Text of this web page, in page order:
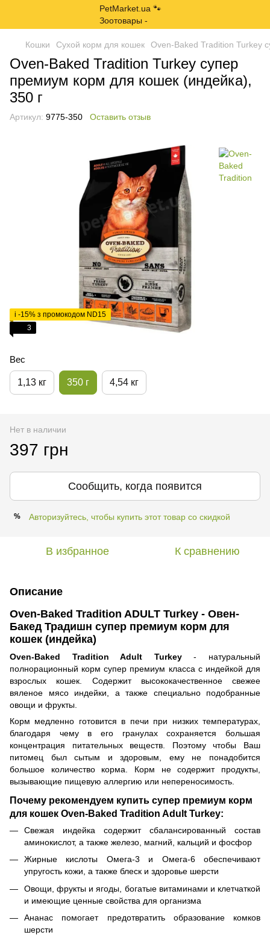
Кошки Сухой корм для кошек Oven-Baked Tradition Turkey
Oven-Baked Tradition Turkey супер
премиум корм для кошек (индейка),
350 г
Артикул: 9775-350 Оставить отзыв
і -15% з промокодом ND15
3
Вес
1,13 кг 350 г 4,54 кг
Нет в наличии
397 грн
Сообщить, когда появится
% Авторизуйтесь, чтобы купить этот товар со скидкой
В избранное К сравнению
Описание
Oven-Baked Tradition ADULT Turkey - Овен-
Бакед Традишн супер премиум корм для
кошек (индейка)
Oven-Baked Tradition Adult Turkey- натуральный
полнорационный корм супер премиум класса с индейкой для
взрослых кошек. Содержит высококачественное свежее
вяленое мясо индейки, а также специально подобранные
овощи и фрукты.
Корм медленно готовится в печи при низких температурах,
благодаря чему в его гранулах сохраняется большая
концентрация питательных веществ. Поэтому чтобы Ваш
питомец был сытым и здоровым, ему не понадобится
большое количество корма. Корм не содержит продукты,
вызывающие пищевую аллергию или непереносимость.
Почему рекомендуем купить супер премиум корм
для кошек Oven-Baked Tradition Adult Turkey:
Свежая индейка содержит сбалансированный состав
аминокислот, а также железо, магний, кальций и фосфор
Жирные кислоты Омега-3 и Омега-6 обеспечивают
упругость кожи, а также блеск и здоровье шерсти
Овощи, фрукты и ягоды, богатые витаминами и клетчаткой
и имеющие ценные свойства для организма
Ананас помогает предотвратить образование комков
шерсти